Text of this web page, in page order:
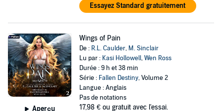
Essayez Standard gratuitement
Aperçu
Wings of Pain
De : R.L. Caulder, M. Sinclair
Lu par : Kasi Hollowell,Wen Ross
Durée : 9 h et 38 min
Série : Fallen Destiny, Volume 2
Langue : Anglais
Pas de notations
17,98 € ou gratuit avec l'essai.